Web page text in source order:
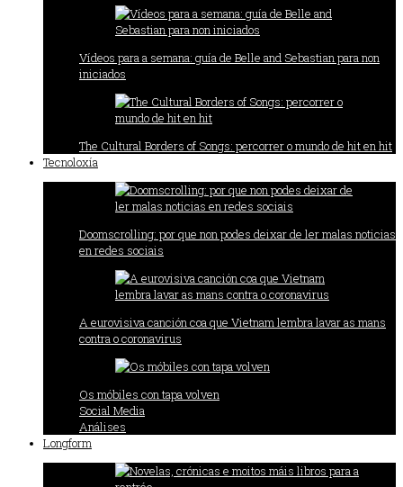
Vídeos para a semana: guía de Belle and Sebastian para non
iniciados
The Cultural Borders of Songs: percorrer o mundo de hit en hit
Tecnoloxía
Doomscrolling: por que non podes deixar de ler malas noticias
en redes sociais
A eurovisiva canción coa que Vietnam lembra lavar as mans
contra o coronavirus
Os móbiles con tapa volven
Social Media
Análises
Longform